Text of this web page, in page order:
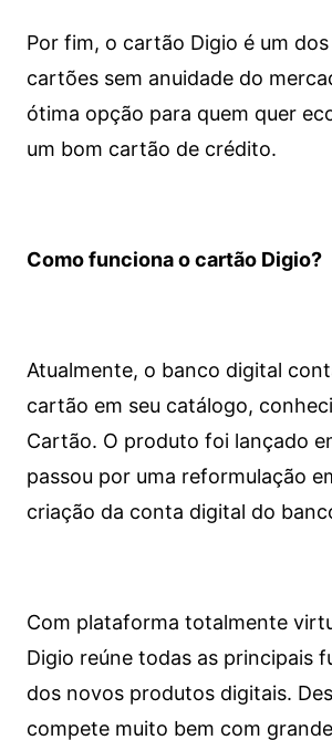
Por fim, o cartão Digio é um
cartões sem anuidade do
ótima opção para quem quer
um bom cartão de crédito.
Como funciona o cartão Digio?
Atualmente, o banco digital
cartão em seu catálogo,
Cartão. O produto foi lançado
passou por uma reformulação
criação da conta digital do
Com plataforma totalmente
Digio reúne todas as principais
dos novos produtos digitais.
compete muito bem com